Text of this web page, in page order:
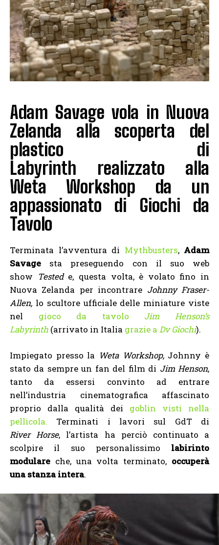
Adam Savage vola in Nuova
Zelanda alla scoperta del
plastico di
Labyrinth realizzato alla
Weta Workshop da un
appassionato di Giochi da
Tavolo
Terminata l’avventura di Mythbusters, Adam
Savage sta preseguendo con il suo web
show
Testede, questa volta, è volato fino in
Nuova Zelanda per incontrare Johnny Fraser-
Allen, lo scultore ufficiale delle miniature viste
nel gioco da tavolo Jim Henson’s
Labyrinth (arrivato in Italia grazie a Dv Giochi).
Impiegato presso la Weta Workshop, Johnny è
stato da sempre un fan del film di Jim Henson,
tanto da essersi convinto ad entrare
nell’industria cinematografica affascinato
proprio dalla qualità dei goblin visti nella
pellicola. Terminati i lavori sul GdT di
River Horse, l’artista ha perciò continuato a
scolpire il suo personalissimo labirinto
modulare che, una volta terminato, occuperà
una stanza intera.